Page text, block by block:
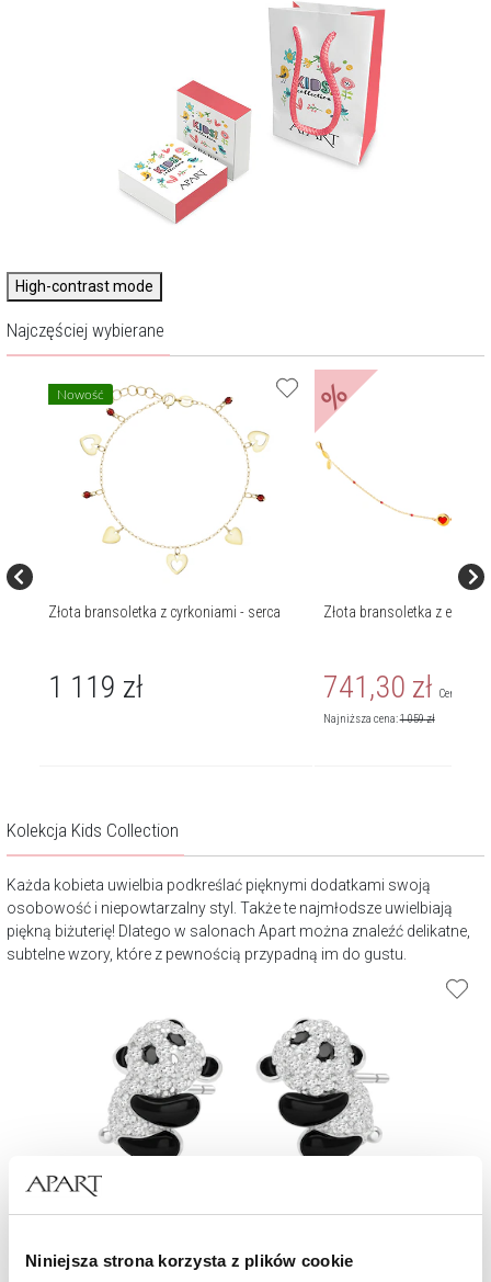
Niniejsza strona korzysta z plików cookie
High-contrast mode
Najczęściej wybierane
Nowość
Złota bransoletka z cyrkoniami - serca
1 119 zł
%
Złota bransoletka z
741,30 zł Cena
Najniższa cena:1 059zł
Kolekcja Kids Collection
Każda kobieta uwielbia podkreślać pięknymi dodatkami swoją
osobowość i niepowtarzalny styl. Także te najmłodsze uwielbiają
piękną biżuterię! Dlatego w salonach Apart można znaleźć delikatne,
subtelne wzory, które z pewnością przypadną im do gustu.